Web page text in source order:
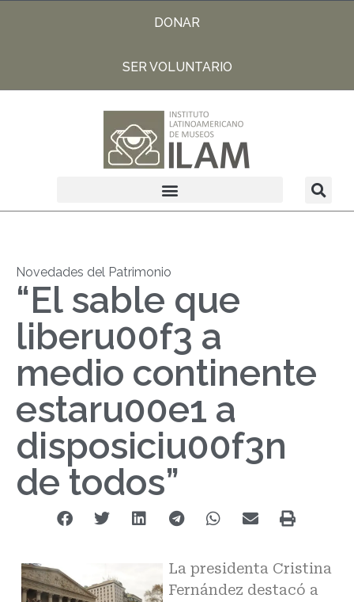
DONAR
SER VOLUNTARIO
Novedades del Patrimonio
“El sable que
liberu00f3 a
medio continente
estaru00e1 a
disposiciu00f3n
de todos”
La presidenta Cristina
Fernández destacó a